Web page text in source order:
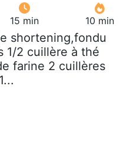
15 min 10 min
shortening,fondu
1/2 cuillère à thé
farine 2 cuillères